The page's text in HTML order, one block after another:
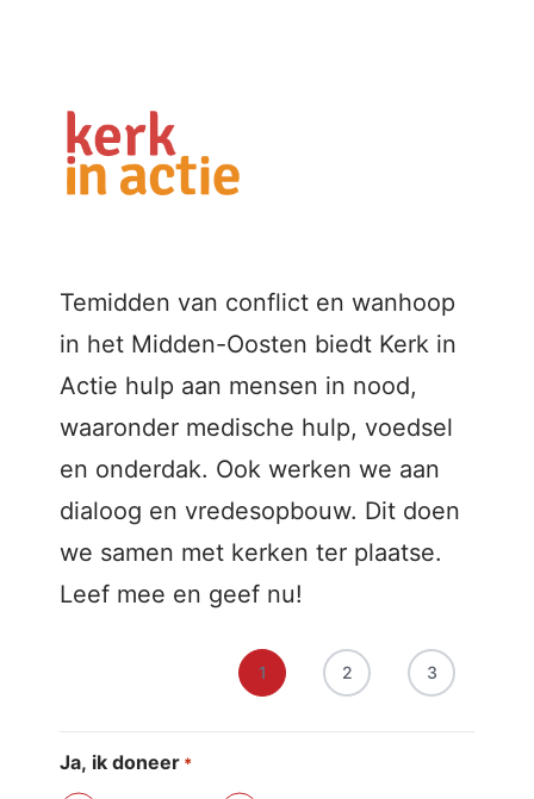
Temidden van conflict en wanhoop
in het Midden-Oosten biedt Kerk in
Actie hulp aan mensen in nood,
waaronder medische hulp, voedsel
en onderdak. Ook werken we aan
dialoog en vredesopbouw. Dit doen
we samen met kerken ter plaatse.
Leef mee en geef nu!
1 2 3
Ja, ik doneer *